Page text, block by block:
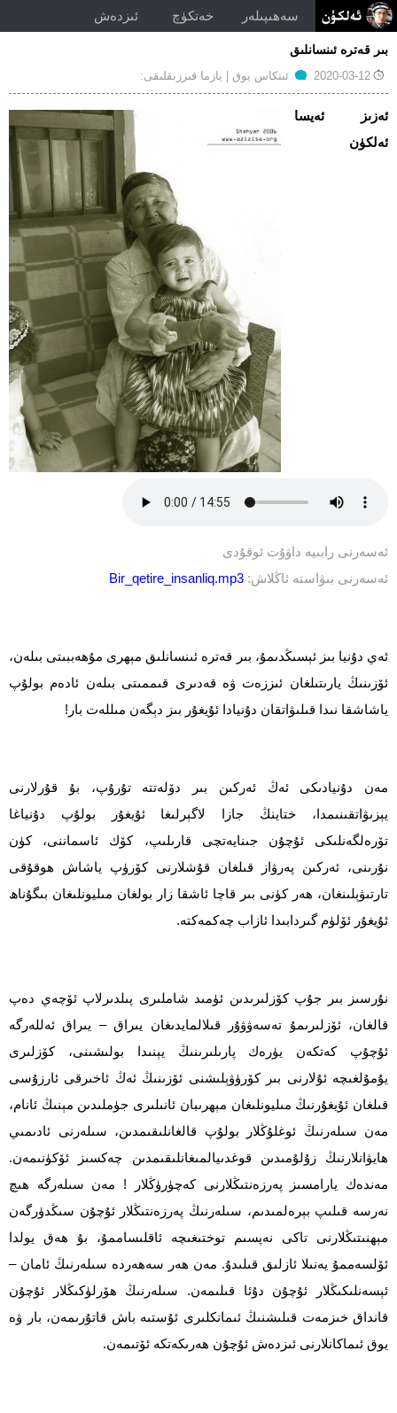
سەھىپىلەر خەتكۈچ ئىزدەش
بىر قەترە ئىنسانلىق
2020-03-12
توغرۇلۇق
ئىنكاس يوق | يازما قىززىقلىقى:
ئەزىز ئەيسا
ئەلكۈن
ئەسەرنى رابىيە داۋۇت ئوقۇدى
ئەسەرنى بىۋاستە ئاڭلاش: Bir_qetire_insanliq.mp3
ئەي دۇنيا بىز ئېسىڭدىمۇ، بىر قەترە ئىنسانلىق مېھرى مۇھەببىتى بىلەن،
ئۆزىنىڭ يارىتىلغان ئىززەت ۋە قەدىرى قىممىتى بىلەن ئادەم بولۇپ
ياشاشقا نىدا قىلىۋاتقان دۇنيادا ئۇيغۇر بىز دېگەن مىللەت بار!
مەن دۇنيادىكى ئەڭ ئەركىن بىر دۆلەتتە تۇرۇپ، بۇ قۇرلارنى
يېزىۋاتقىنىمدا، ختاينڭ جازا لاگېرلىغا ئۇيغۇر بولۇپ دۇنياغا
تۆرەلگەنلىكى ئۇچۇن جىنايەتچى قارىلىپ، كۆك ئاسماننى، كۈن
نۇرىنى، ئەركىن پەرۋاز قىلغان قۇشلارنى كۆرۈپ ياشاش ھوقۇقى
تارتىۋېلىنغان، ھەر كۈنى بىر قاچا ئاشقا زار بولغان مىليونلىغان بىگۇناھ
ئۇيغۇر ئۆلۈم گىردابىدا ئازاب چەكمەكتە.
نۇرسىز بىر جۇپ كۆزلىرىدىن ئۈمىد شاملىرى پىلدىرلاپ ئۆچەي دەپ
قالغان، ئۆزلىرىمۇ تەسەۋۋۇر قىلالمايدىغان يىراق – يىراق ئەللەرگە
ئۇچۇپ كەتكەن يۈرەك پارىلىرىنىڭ يېنىدا بولىشىنى، كۆزلىرى
يۇمۇلغىچە ئۇلارنى بىر كۆرۈۋېلىشنى ئۆزىنىڭ ئەڭ ئاخىرقى ئارزۇسى
قىلغان ئۇيغۇرنىڭ مىليونلىغان مېھرىبان ئانىلىرى جۈملىدىن مېنىڭ ئانام،
مەن سىلەرنىڭ ئوغلۇڭلار بولۇپ قالغانلىقىمدىن، سىلەرنى ئادىمىي
ھايۋانلارنىڭ زۇلۇمىدىن قوغدىيالمىغانلىقىمدىن چەكسىز ئۆكۈنىمەن.
مەندەك يارامسىز پەرزەنتىڭلارنى كەچۈرۈڭلار ! مەن سىلەرگە ھىچ
نەرسە قىلىپ بېرەلمىدىم، سىلەرنىڭ پەرزەنتىڭلار ئۇچۇن سىڭدۈرگەن
مېھنىتىڭلارنى تاكى نەپسىم توختىغىچە ئاقلىساممۇ، بۇ ھەق يولدا
ئۆلسەممۇ يەنىلا ئازلىق قىلىدۇ. مەن ھەر سەھەردە سىلەرنىڭ ئامان –
ئېسەنلىكىڭلار ئۇچۇن دۇئا قىلىمەن. سىلەرنىڭ ھۆرلۈكىڭلار ئۇچۇن
قانداق خىزمەت قىلىشنىڭ ئىمانكلىرى ئۇستىە باش قاتۇرىمەن، بار ۋە
يوق ئىماكانلارنى ئىزدەش ئۇچۇن ھەرىكەتكە ئۆتىمەن.